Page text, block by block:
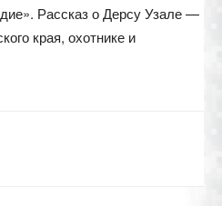
Рассказ о Дерсу Узале —
края, охотнике и